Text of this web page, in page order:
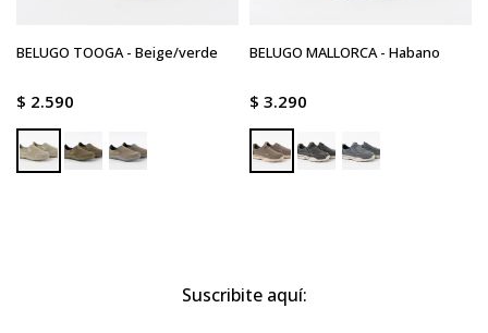
BELUGO TOOGA - Beige/verde
$ 2.590
BELUGO MALLORCA - Habano
$ 3.290
Suscribite aquí: